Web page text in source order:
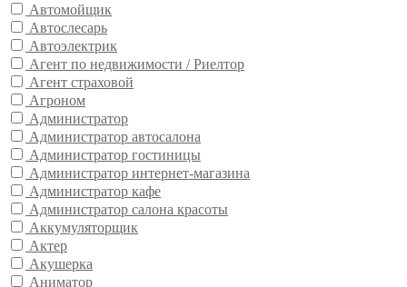
Автомойщик
Автослесарь
Автоэлектрик
Агент по недвижимости / Риелтор
Агент страховой
Агроном
Администратор
Администратор автосалона
Администратор гостиницы
Администратор интернет-магазина
Администратор кафе
Администратор салона красоты
Аккумуляторщик
Актер
Акушерка
Аниматор